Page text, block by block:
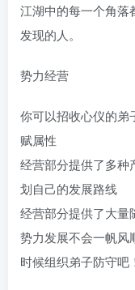
江湖中的每一个角落
发现的人。
势力经营
你可以招收心仪的弟
赋属性
经营部分提供了多种
划自己的发展路线
经营部分提供了大量
势力发展不会一帆风
时候组织弟子防守吧